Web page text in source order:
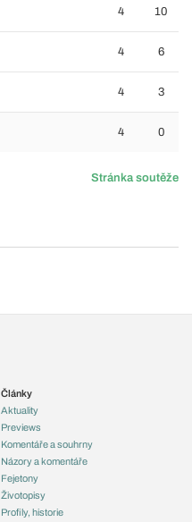
4 10
4 6
4 3
4 0
Stránka soutěže
Články
Aktuality
Previews
Komentáře a souhrny
Názory a komentáře
Fejetony
Životopisy
Profily, historie